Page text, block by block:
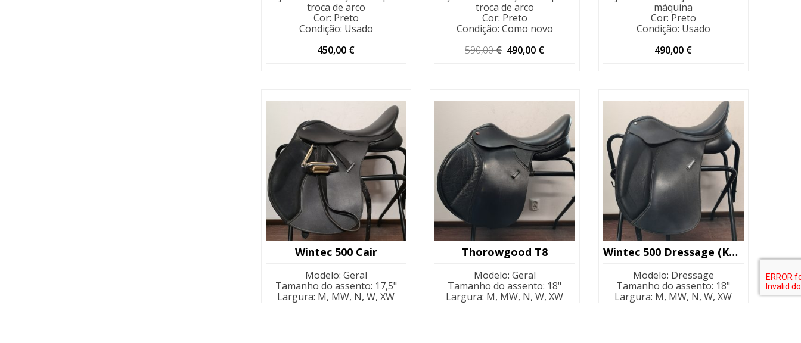
troca de arco
Cor: Preto
Condição: Usado
450,00 €
troca de arco
Cor: Preto
Condição: Como novo
590,00€ O
490,00 €
máquina
Cor: Preto
Condição: Usado
490,00 €
Wintec 500 Cair
Modelo: Geral
Tamanho do assento: 17,5"
Largura: M, MW, N, W, XW
Thorowgood T8
Modelo: Geral
Tamanho do assento: 18"
Largura: M, MW, N, W, XW
Wintec 500 Dressage (Kopio)
Modelo: Dressage
Tamanho do assento: 18"
Largura: M, MW, N, W, XW